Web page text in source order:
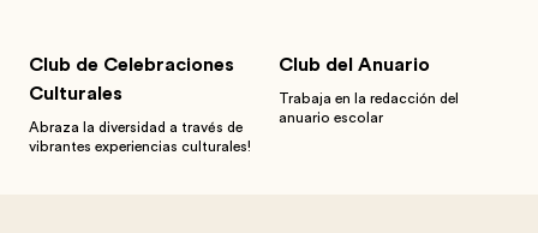
Club de Celebraciones
Culturales
Abraza la diversidad a través de
vibrantes experiencias culturales!
Club del Anuario
Trabaja en la redacción del
anuario escolar